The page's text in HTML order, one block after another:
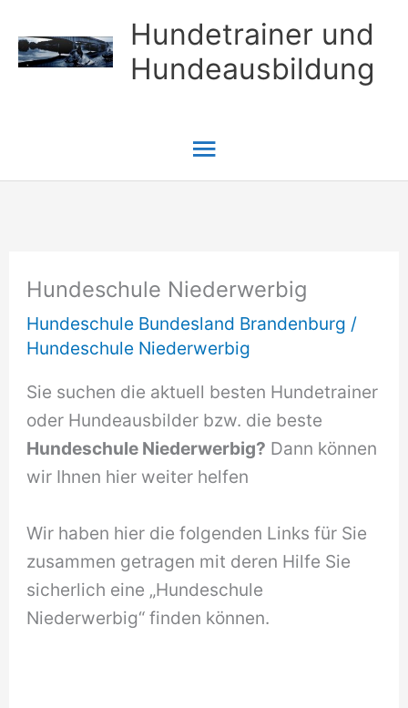
Inhalt
springen
Hundetrainer und
Hundeausbildung
Hauptmenü
Hundeschule Niederwerbig
Hundeschule Bundesland Brandenburg /
Hundeschule Niederwerbig
Sie suchen die aktuell besten Hundetrainer
oder Hundeausbilder bzw. die beste
Hundeschule Niederwerbig? Dann können
wir Ihnen hier weiter helfen
Wir haben hier die folgenden Links für Sie
zusammen getragen mit deren Hilfe Sie
sicherlich eine „Hundeschule
Niederwerbig“ finden können.